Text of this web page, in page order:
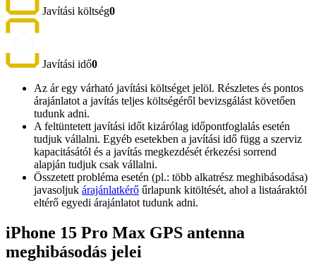
Javítási költség0
Javítási idő0
Az ár egy várható javítási költséget jelöl. Részletes és pontos
árajánlatot a javítás teljes költségéről bevizsgálást követően
tudunk adni.
A feltüntetett javítási időt kizárólag időpontfoglalás esetén
tudjuk vállalni. Egyéb esetekben a javítási idő függ a szerviz
kapacitásától és a javítás megkezdését érkezési sorrend
alapján tudjuk csak vállalni.
Összetett probléma esetén (pl.: több alkatrész meghibásodása)
javasoljuk árajánlatkérő űrlapunk kitöltését, ahol a listaáraktól
eltérő egyedi árajánlatot tudunk adni.
iPhone 15 Pro Max GPS antenna
meghibásodás jelei